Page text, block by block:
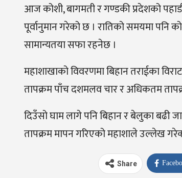
आज कोशी, बागमती र गण्डकी प्रदेशको
पूर्वानुमान गरेको छ । रातिको समयमा पनि
सामान्यतया सफा रहनेछ ।
महाशाखाको विवरणमा बिहान तराईका
तापक्रम पाँच दशमलव चार र अधिकतम
दिउँसो घाम लागे पनि बिहान र बेलुका
तापक्रम मापन गरिएको महाशाले उल्लेख
Share